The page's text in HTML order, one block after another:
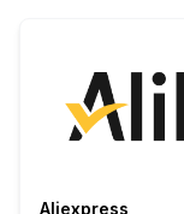
Aliexpress